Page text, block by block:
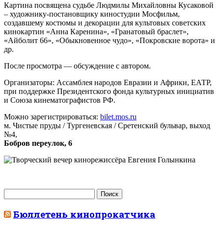
Картина посвящена судьбе Людмилы Михайловны Кусаковой
– художнику-постановщику киностудии Мосфильм,
создавшему костюмы и декорации для культовых советских
кинокартин «Анна Каренина», «Гранатовый браслет»,
«Айболит 66», «Обыкновенное чудо», «Покровские ворота» и
др.
После просмотра — обсуждение с автором.
Организаторы: Ассамблея народов Евразии и Африки, ЕАТР,
при поддержке Президентского фонда культурных инициатив
и Союза кинематографистов РФ.
Можно зарегистрироваться: bilet.mos.ru
м. Чистые пруды / Тургеневская / Сретенский бульвар, выход
№4,
Бобров переулок, 6
Бюллетень кинопрокатчика